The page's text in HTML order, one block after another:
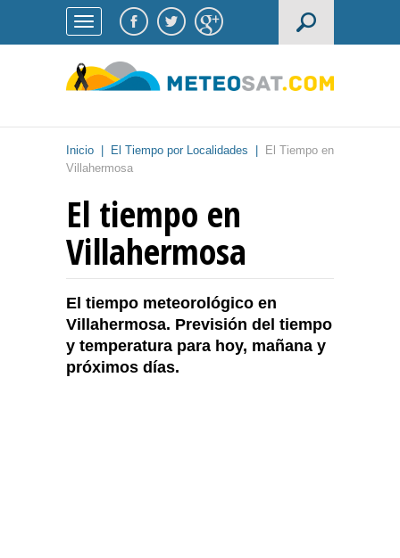
Inicio El Tiempo por Localidades
El Tiempo en
Villahermosa
El tiempo en
Villahermosa
El tiempo meteorológico en
Villahermosa. Previsión del tiempo
y temperatura para hoy, mañana y
próximos días.